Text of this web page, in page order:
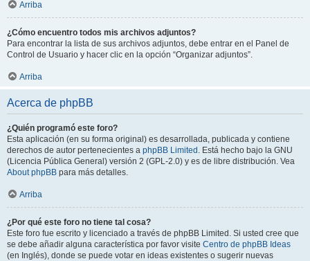
Arriba
¿Cómo encuentro todos mis archivos adjuntos?
Para encontrar la lista de sus archivos adjuntos, debe entrar en el Panel de
Control de Usuario y hacer clic en la opción “Organizar adjuntos”.
Arriba
Acerca de phpBB
¿Quién programó este foro?
Esta aplicación (en su forma original) es desarrollada, publicada y contiene
derechos de autor pertenecientes a phpBB Limited . Está hecho bajo la GNU
(Licencia Pública General) versión 2 (GPL-2.0) y es de libre distribución. Vea
About phpBB para más detalles.
Arriba
¿Por qué este foro no tiene tal cosa?
Este foro fue escrito y licenciado a través de phpBB Limited. Si usted cree que
se debe añadir alguna característica por favor visite Centro de phpBB Ideas
(en Inglés), donde se puede votar en ideas existentes o sugerir nuevas